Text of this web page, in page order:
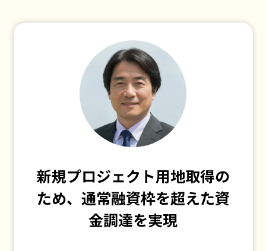
新規プロジェクト用地取得の
ため、通常融資枠を超えた資
金調達を実現